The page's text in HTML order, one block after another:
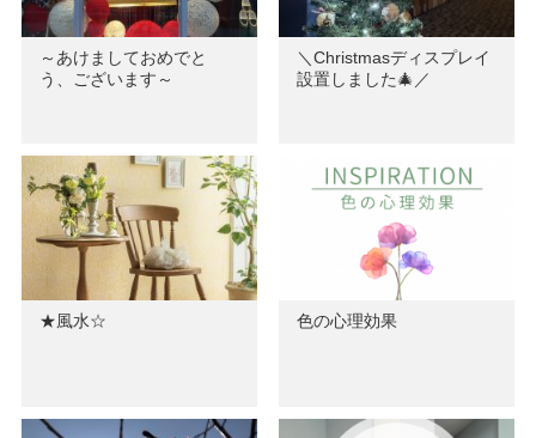
～あけましておめでと
う、ございます～
＼Christmasディスプレイ
設置しました🎄／
★風水☆ 色の心理効果